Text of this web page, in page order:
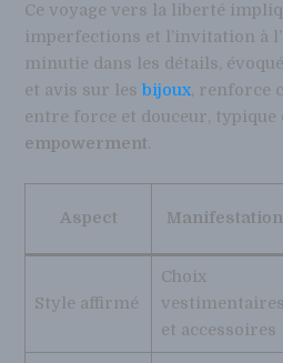
Ce voyage vers la liberté
imperfections et l’invitation à
minutie dans les détails,
et avis sur lesbijoux, renforce
entre force et douceur, typique
empowerment.
Aspect Manifestation
Style affirmé
Choix
vestimentaires
et accessoires